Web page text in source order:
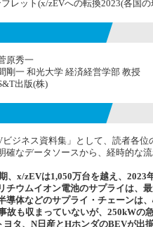
フレット(x/zEVへの転換2023(各国
原秀一
一 和光大学 経済経営学部 教授
出版(株)
ジネス資料集」として、読者各位
確なデータソースから、経時的な
、x/zEVは1,050万台を越え、2023
チウムイオン電池のサプライは、
導体などのサプライ・チェーンは
故も収まっていないが、250kWの
ヨタ、N日産とHホンダのBEVが出